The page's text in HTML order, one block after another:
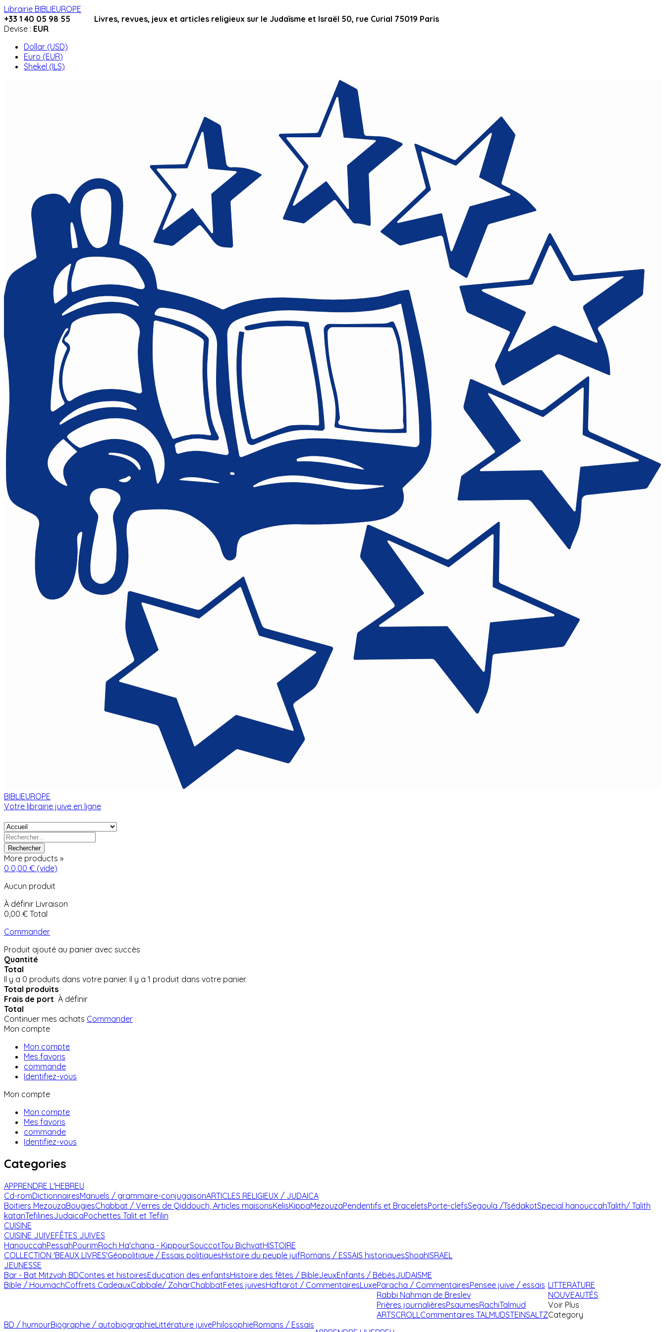
Librairie BIBLIEUROPE
+33 1 40 05 98 55 Livres, revues, jeux et articles religieux sur le Judaïsme et Israël 50, rue Curial 75019 Paris
Devise : EUR
Dollar (USD)
Euro (EUR)
Shekel (ILS)
BIBLIEUROPE
Votre librairie juive en ligne
Rechercher
More products »
0 0,00 € (vide)
Aucun produit
À définir Livraison
0,00 € Total
Commander
Produit ajouté au panier avec succès
Quantité
Total
Il y a 0 produits dans votre panier. Il y a 1 produit dans votre panier.
Total produits
Frais de port À définir
Total
Continuer mes achats Commander
Mon compte
Mon compte
Mes favoris
commande
Identifiez-vous
Mon compte
Mon compte
Mes favoris
commande
Identifiez-vous
Categories
APPRENDRE L'HEBREU
Cd-romDictionnairesManuels / grammaire-conjugaisonARTICLES RELIGIEUX / JUDAICA
Boitiers MezouzaBougiesChabbat / Verres de Qiddouch, Articles maisonsKelisKippaMezouzaPendentifs et BraceletsPorte-clefsSegoula /TsédakotSpecial hanouccahTalith/ Talith
katanTefilinesJudaicaPochettes Talit et Tefilin
CUISINE
CUISINE JUIVEFÊTES JUIVES
HanouccahPessahPourimRoch Ha'chana - KippourSouccotTou BichvatHISTOIRE
COLLECTION 'BEAUX LIVRES'Géopolitique / Essais politiquesHistoire du peuple juifRomans / ESSAIS historiquesShoahISRAEL
JEUNESSE
Bar - Bat Mitzvah BDContes et histoiresEducation des enfantsHistoire des fêtes / BibleJeuxEnfants / BébésJUDAISME
Bible / HoumachCoffrets CadeauxCabbale/ ZoharChabbatFetes juivesHaftarot / CommentairesLuxeParacha / CommentairesPensee juive / essais
Rabbi Nahman de Breslev
Prières journalièresPsaumesRachiTalmud
ARTSCROLLCommentaires TALMUDSTEINSALTZ
LITTERATURE
BD / humourBiographie / autobiographieLittérature juivePhilosophieRomans / Essais
NOUVEAUTÉS
Voir Plus
Category